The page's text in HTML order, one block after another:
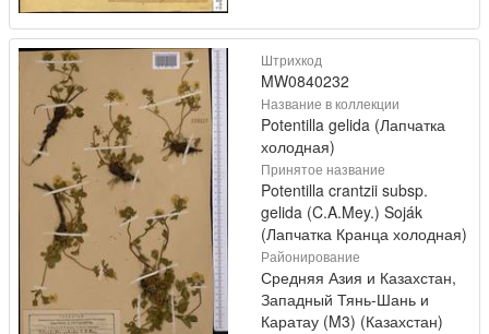
Штрихкод
MW0840232
Название в коллекции
Potentilla gelida (Лапчатка
холодная)
Принятое название
Potentilla crantzii subsp.
gelida (C.A.Mey.) Soják
(Лапчатка Кранца холодная)
Районирование
Средняя Азия и Казахстан,
Западный Тянь-Шань и
Каратау (M3) (Казахстан)